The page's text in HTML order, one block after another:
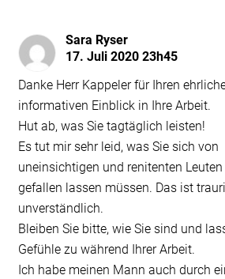
Sara Ryser
17. Juli 2020 23h45
Danke Herr Kappeler für Ihren
informativen Einblick in Ihre Arbeit.
Hut ab, was Sie tagtäglich leisten!
Es tut mir sehr leid, was Sie sich von
uneinsichtigen und renitenten
gefallen lassen müssen. Das ist
unverständlich.
Bleiben Sie bitte, wie Sie sind und
Gefühle zu während Ihrer Arbeit.
Ich habe meinen Mann auch durch